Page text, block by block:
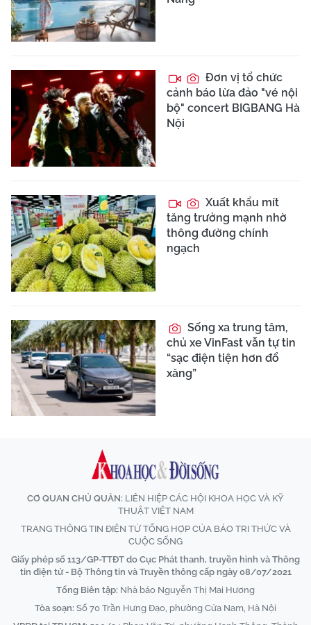
Đơn vị tổ chức
cảnh báo lừa đảo "vé nội
bộ" concert BIGBANG Hà
Nội
Xuất khẩu mít
tăng trưởng mạnh nhờ
thông đường chính
ngạch
Sống xa trung tâm,
chủ xe VinFast vẫn tự tin
“sạc điện tiện hơn đổ
xăng”
CƠ QUAN CHỦ QUẢN: LIÊN HIỆP CÁC HỘI KHOA HỌC VÀ KỸ
THUẬT VIỆT NAM
TRANG THÔNG TIN ĐIỆN TỬ TỔNG HỢP CỦA BÁO TRI THỨC VÀ
CUỘC SỐNG
Giấy phép số 113/GP-TTĐT do Cục Phát thanh, truyền hình và Thông
tin điện tử - Bộ Thông tin và Truyền thông cấp ngày 08/07/2021
Tổng Biên tập: Nhà báo Nguyễn Thị Mai Hương
Tòa soạn: Số 70 Trần Hưng Đạo, phường Cửa Nam, Hà Nội